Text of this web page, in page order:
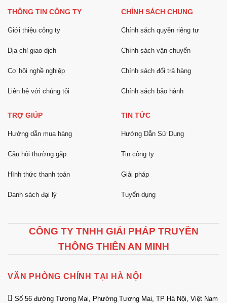
THÔNG TIN CÔNG TY
Giới thiệu công ty
Địa chỉ giao dịch
Cơ hội nghề nghiệp
Liên hệ với chúng tôi
CHÍNH SÁCH CHUNG
Chính sách quyền riêng tư
Chính sách vận chuyển
Chính sách đổi trả hàng
Chính sách bảo hành
TRỢ GIÚP
Hướng dẫn mua hàng
Câu hỏi thường gặp
Hình thức thanh toán
Danh sách đại lý
TIN TỨC
Hướng Dẫn Sử Dụng
Tin công ty
Giải pháp
Tuyển dụng
CÔNG TY TNHH GIẢI PHÁP TRUYỀN
THÔNG THIÊN AN MINH
VĂN PHÒNG CHÍNH TẠI HÀ NỘI
Số 56 đường Tương Mai, Phường Tương Mai, TP Hà Nội, Việt Nam